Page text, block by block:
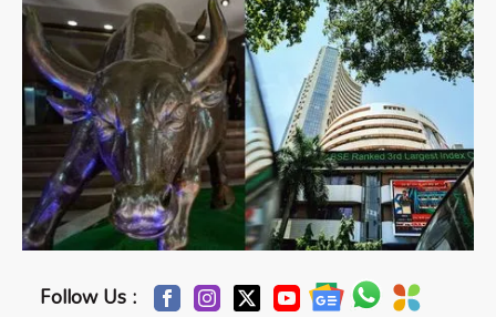
Follow Us :